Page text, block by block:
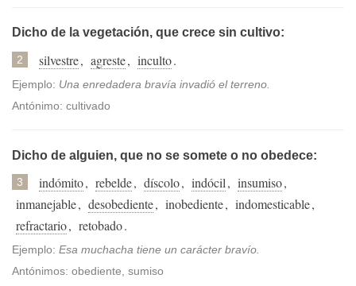
Dicho de la vegetación, que crece sin cultivo:
2 silvestre, agreste, inculto.
Ejemplo: Una enredadera bravía invadió el terreno.
Antónimo: cultivado
Dicho de alguien, que no se somete o no obedece:
3 indómito, rebelde, díscolo, indócil, insumiso,
inmanejable, desobediente, inobediente, indomesticable,
refractario, retobado.
Ejemplo: Esa muchacha tiene un carácter bravío.
Antónimos: obediente, sumiso